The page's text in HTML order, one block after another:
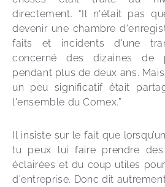
directement. “Il n'était pas
devenir une chambre
faits et incidents d'une
concerné des dizaines de
pendant plus de deux ans.
un peu significatif était
l'ensemble du Comex.”
Il insiste sur le fait que
tu peux lui faire prendre des
éclairées et du coup utiles
d'entreprise. Donc dit